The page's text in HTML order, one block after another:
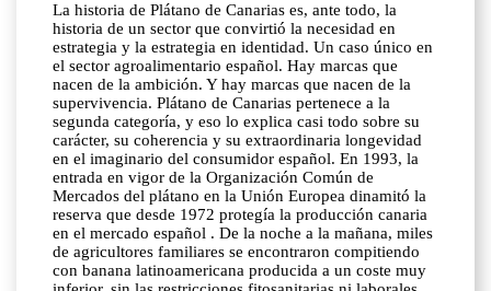
La historia de Plátano de Canarias es, ante todo, la
historia de un sector que convirtió la necesidad en
estrategia y la estrategia en identidad. Un caso único en
el sector agroalimentario español. Hay marcas que
nacen de la ambición. Y hay marcas que nacen de la
supervivencia. Plátano de Canarias pertenece a la
segunda categoría, y eso lo explica casi todo sobre su
carácter, su coherencia y su extraordinaria longevidad
en el imaginario del consumidor español. En 1993, la
entrada en vigor de la Organización Común de
Mercados del plátano en la Unión Europea dinamitó la
reserva que desde 1972 protegía la producción canaria
en el mercado español . De la noche a la mañana, miles
de agricultores familiares se encontraron compitiendo
con banana latinoamericana producida a un coste muy